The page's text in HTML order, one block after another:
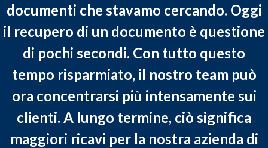
documenti che stavamo cercando. Oggi
il recupero di un documento è questione
di pochi secondi. Con tutto questo
tempo risparmiato, il nostro team può
ora concentrarsi più intensamente sui
clienti. A lungo termine, ciò significa
maggiori ricavi per la nostra azienda di